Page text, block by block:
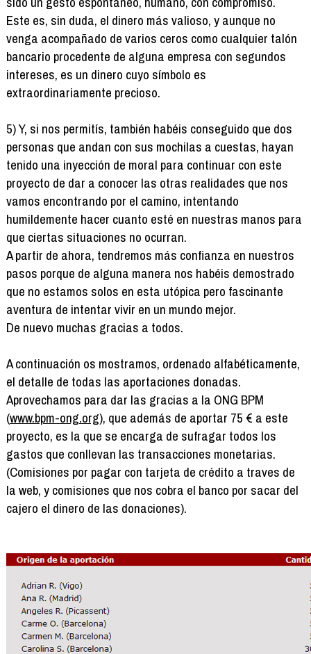
Este es, sin duda, el dinero más valioso, y aunque no
venga acompañado de varios ceros como cualquier talón
bancario procedente de alguna empresa con segundos
intereses, es un dinero cuyo símbolo es
extraordinariamente precioso.
5) Y, si nos permitís, también habéis conseguido que dos
personas que andan con sus mochilas a cuestas, hayan
tenido una inyección de moral para continuar con este
proyecto de dar a conocer las otras realidades que nos
vamos encontrando por el camino, intentando
humildemente hacer cuanto esté en nuestras manos para
que ciertas situaciones no ocurran.
A partir de ahora, tendremos más confianza en nuestros
pasos porque de alguna manera nos habéis demostrado
que no estamos solos en esta utópica pero fascinante
aventura de intentar vivir en un mundo mejor.
De nuevo muchas gracias a todos.
A continuación os mostramos, ordenado alfabéticamente,
el detalle de todas las aportaciones donadas.
Aprovechamos para dar las gracias a la ONG BPM
(www.bpm-ong.org), que además de aportar 75 € a este
proyecto, es la que se encarga de sufragar todos los
gastos que conllevan las transacciones monetarias.
(Comisiones por pagar con tarjeta de crédito a traves de
la web, y comisiones que nos cobra el banco por sacar del
cajero el dinero de las donaciones).